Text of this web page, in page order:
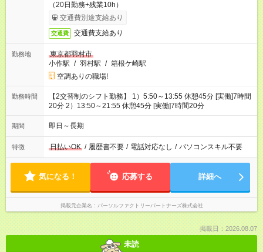
（20日勤務+残業10h）
交通費別途支給あり
交通費 交通費支給あり
勤務地
東京都羽村市
小作駅 / 羽村駅 / 箱根ケ崎駅
空調ありの職場!
勤務時間
【2交替制のシフト勤務】 1）5:50～13:55 休憩45分 [実働]7時間
20分 2）13:50～21:55 休憩45分 [実働]7時間20分
期間 即日～長期
特徴 日払いOK / 履歴書不要 / 電話対応なし / パソコンスキル不要
気になる！ 応募する 詳細へ
掲載元企業名 パーソルファクトリーパートナーズ株式会社
掲載日：2026.08.07
未読